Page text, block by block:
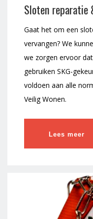
Sloten reparatie
Gaat het om een
vervangen? We
we zorgen ervoor
gebruiken SKG-
voldoen aan alle
Veilig Wonen.
Lees meer